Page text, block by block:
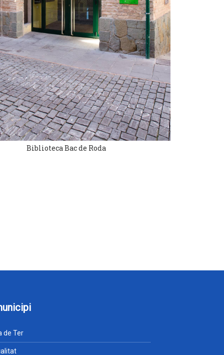
Biblioteca Bac de Roda
de Ter